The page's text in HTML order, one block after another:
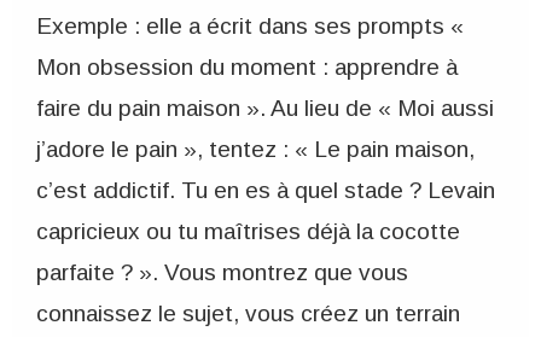
Exemple : elle a écrit dans ses prompts «
Mon obsession du moment : apprendre à
faire du pain maison ». Au lieu de « Moi aussi
j’adore le pain », tentez : « Le pain maison,
c’est addictif. Tu en es à quel stade ? Levain
capricieux ou tu maîtrises déjà la cocotte
parfaite ? ». Vous montrez que vous
connaissez le sujet, vous créez un terrain